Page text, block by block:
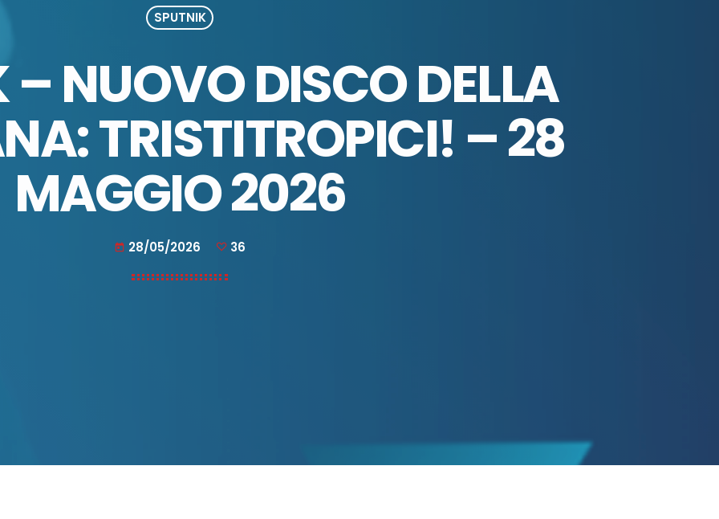
SPUTNIK
– NUOVO DISCO DELLA
TRISTITROPICI! – 28
MAGGIO 2026
today 28/05/2026 36